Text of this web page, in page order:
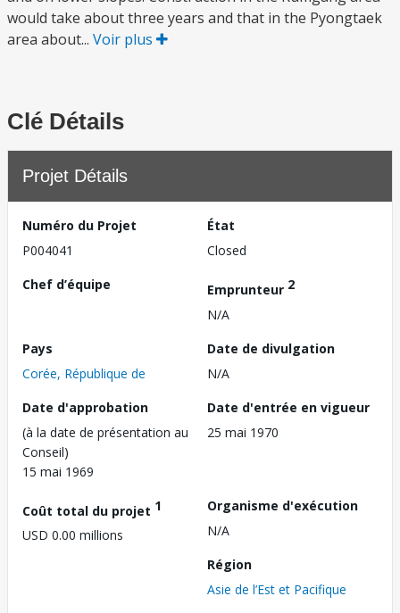
would take about three years and that in the Pyongtaek
area about... Voir plus
Clé Détails
Projet Détails
Numéro du Projet
P004041
État
Closed
Chef d’équipe
Emprunteur 2
N/A
Pays
Corée, République de
Date de divulgation
N/A
Date d'approbation
(à la date de présentation au
Conseil)
15 mai 1969
Date d'entrée en vigueur
25 mai 1970
Coût total du projet 1
USD 0.00 millions
Organisme d'exécution
N/A
Région
Asie de l’Est et Pacifique